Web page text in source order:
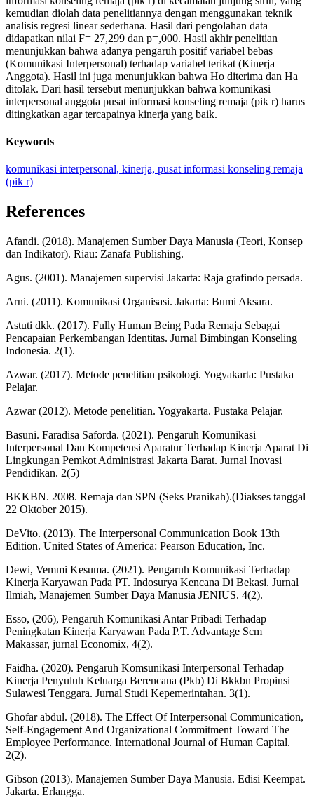
kemudian diolah data penelitiannya dengan menggunakan teknik
analisis regresi linear sederhana. Hasil dari pengolahan data
didapatkan nilai F= 27,299 dan p=,000. Hasil akhir penelitian
menunjukkan bahwa adanya pengaruh positif variabel bebas
(Komunikasi Interpersonal) terhadap variabel terikat (Kinerja
Anggota). Hasil ini juga menunjukkan bahwa Ho diterima dan Ha
ditolak. Dari hasil tersebut menunjukkan bahwa komunikasi
interpersonal anggota pusat informasi konseling remaja (pik r) harus
ditingkatkan agar tercapainya kinerja yang baik.
Keywords
komunikasi interpersonal, kinerja, pusat informasi konseling remaja
(pik r)
References
Afandi. (2018). Manajemen Sumber Daya Manusia (Teori, Konsep
dan Indikator). Riau: Zanafa Publishing.
Agus. (2001). Manajemen supervisi Jakarta: Raja grafindo persada.
Arni. (2011). Komunikasi Organisasi. Jakarta: Bumi Aksara.
Astuti dkk. (2017). Fully Human Being Pada Remaja Sebagai
Pencapaian Perkembangan Identitas. Jurnal Bimbingan Konseling
Indonesia. 2(1).
Azwar. (2017). Metode penelitian psikologi. Yogyakarta: Pustaka
Pelajar.
Azwar (2012). Metode penelitian. Yogyakarta. Pustaka Pelajar.
Basuni. Faradisa Saforda. (2021). Pengaruh Komunikasi
Interpersonal Dan Kompetensi Aparatur Terhadap Kinerja Aparat Di
Lingkungan Pemkot Administrasi Jakarta Barat. Jurnal Inovasi
Pendidikan. 2(5)
BKKBN. 2008. Remaja dan SPN (Seks Pranikah).(Diakses tanggal
22 Oktober 2015).
DeVito. (2013). The Interpersonal Communication Book 13th
Edition. United States of America: Pearson Education, Inc.
Dewi, Vemmi Kesuma. (2021). Pengaruh Komunikasi Terhadap
Kinerja Karyawan Pada PT. Indosurya Kencana Di Bekasi. Jurnal
Ilmiah, Manajemen Sumber Daya Manusia JENIUS. 4(2).
Esso, (206), Pengaruh Komunikasi Antar Pribadi Terhadap
Peningkatan Kinerja Karyawan Pada P.T. Advantage Scm
Makassar, jurnal Economix, 4(2).
Faidha. (2020). Pengaruh Komsunikasi Interpersonal Terhadap
Kinerja Penyuluh Keluarga Berencana (Pkb) Di Bkkbn Propinsi
Sulawesi Tenggara. Jurnal Studi Kepemerintahan. 3(1).
Ghofar abdul. (2018). The Effect Of Interpersonal Communication,
Self-Engagement And Organizational Commitment Toward The
Employee Performance. International Journal of Human Capital.
2(2).
Gibson (2013). Manajemen Sumber Daya Manusia. Edisi Keempat.
Jakarta. Erlangga.